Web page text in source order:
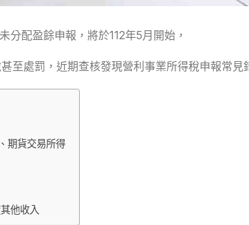
分配盈餘申報，將於112年5月開始，
至處罰，近期查核發現營利事業所得稅申報常
期貨交易所得
他收入